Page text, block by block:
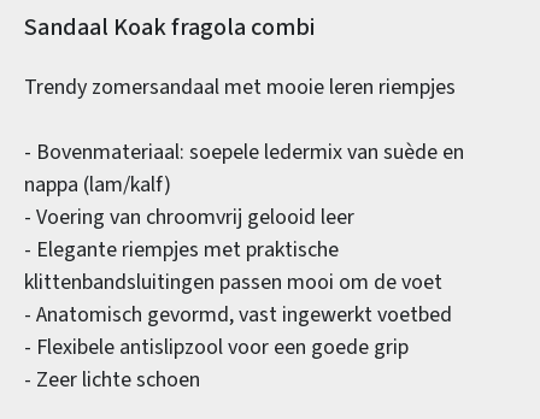
Productinformatie
Sandaal Koak fragola combi
Trendy zomersandaal met mooie leren riempjes
- Bovenmateriaal: soepele ledermix van suède en
nappa (lam/kalf)
- Voering van chroomvrij gelooid leer
- Elegante riempjes met praktische
klittenbandsluitingen passen mooi om de voet
- Anatomisch gevormd, vast ingewerkt voetbed
- Flexibele antislipzool voor een goede grip
- Zeer lichte schoen